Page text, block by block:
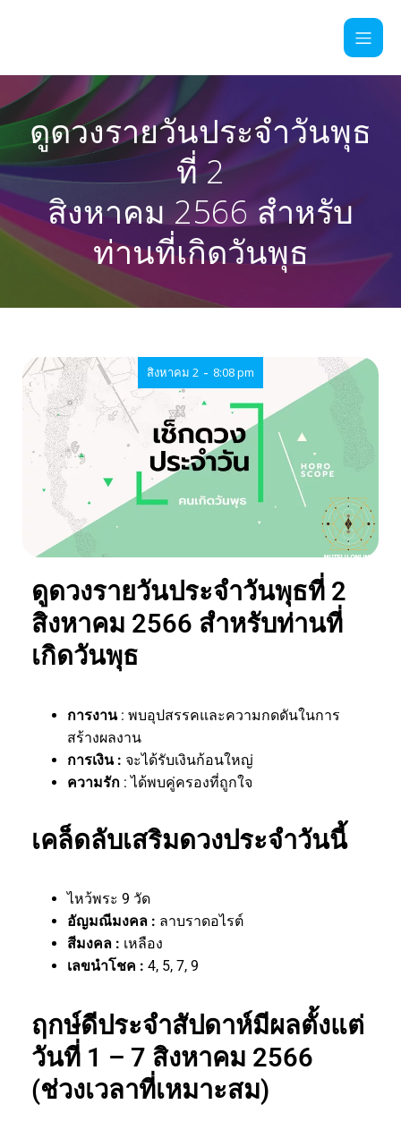
ดูดวงรายวันประจำวันพุธ
ที่ 2
สิงหาคม 2566 สำหรับ
ท่านที่เกิดวันพุธ
สิงหาคม 2 - 8:08 pm
ดูดวงรายวันประจำวันพุธที่ 2
สิงหาคม 2566 สำหรับท่านที่
เกิดวันพุธ
การงาน : พบอุปสรรคและความกดดันในการ
สร้างผลงาน
การเงิน : จะได้รับเงินก้อนใหญ่
ความรัก : ได้พบคู่ครองที่ถูกใจ
เคล็ดลับเสริมดวงประจำวันนี้
ไหว้พระ 9 วัด
อัญมณีมงคล : ลาบราดอไรต์
สีมงคล : เหลือง
เลขนำโชค : 4, 5, 7, 9
ฤกษ์ดีประจำสัปดาห์มีผลตั้งแต่
วันที่ 1 – 7 สิงหาคม 2566
(ช่วงเวลาที่เหมาะสม)